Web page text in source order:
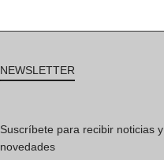
NEWSLETTER
Suscríbete para recibir noticias y
novedades